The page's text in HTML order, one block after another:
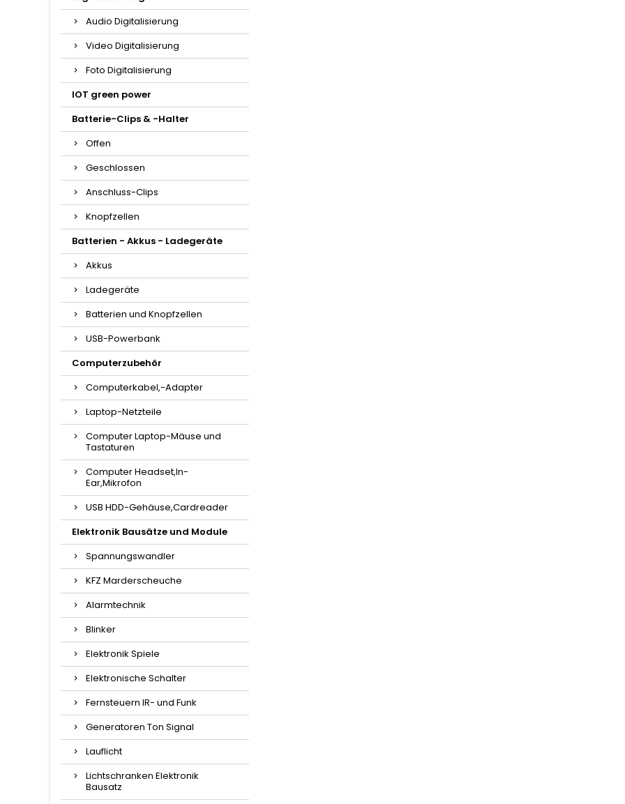
Audio Digitalisierung
Video Digitalisierung
Foto Digitalisierung
IOT green power
Batterie-Clips & -Halter
Offen
Geschlossen
Anschluss-Clips
Knopfzellen
Batterien - Akkus - Ladegeräte
Akkus
Ladegeräte
Batterien und Knopfzellen
USB-Powerbank
Computerzubehör
Computerkabel,-Adapter
Laptop-Netzteile
Computer Laptop-Mäuse und
Tastaturen
Computer Headset,In-
Ear,Mikrofon
USB HDD-Gehäuse,Cardreader
Elektronik Bausätze und Module
Spannungswandler
KFZ Marderscheuche
Alarmtechnik
Blinker
Elektronik Spiele
Elektronische Schalter
Fernsteuern IR- und Funk
Generatoren Ton Signal
Lauflicht
Lichtschranken Elektronik
Bausatz